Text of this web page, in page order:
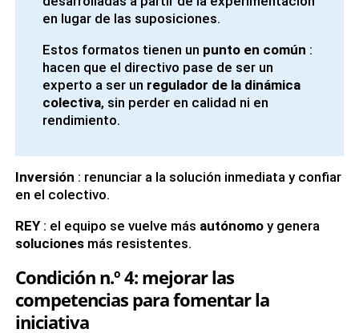
en lugar de las suposiciones.
Estos formatos tienen un punto en común :
hacen que el directivo pase de ser un
experto a ser un regulador de la dinámica
colectiva, sin perder en calidad ni en
rendimiento.
Inversión : renunciar a la solución inmediata y confiar
en el colectivo.
REY: el equipo se vuelve más autónomoy genera
solucionesmás resistentes.
Condición n.º 4: mejorar las
competencias para fomentar la
iniciativa